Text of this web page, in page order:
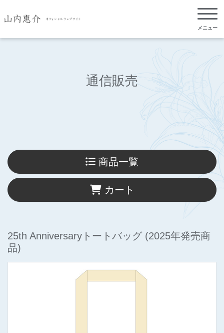
メニュー
通信販売
商品一覧
カート
25th Anniversaryトートバッグ (2025年発売商
品)